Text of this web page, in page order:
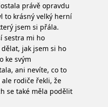
právě opravdu
to krásný velký herní
jsem si přála.
sestra mi ho
jak jsem si ho
ke svým
ani nevíte, co to
rodiče řekli, že
se také měla podělit